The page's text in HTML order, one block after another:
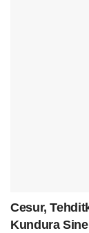
Cesur,
Kundura